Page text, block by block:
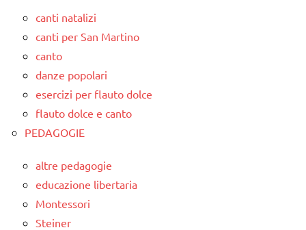
canti natalizi
canti per San Martino
canto
danze popolari
esercizi per flauto dolce
flauto dolce e canto
PEDAGOGIE
altre pedagogie
educazione libertaria
Montessori
Steiner